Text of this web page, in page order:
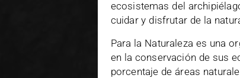
ecosistemas del
cuidar y disfrutar de la
Para la Naturaleza es una
en la conservación de sus
porcentaje de áreas